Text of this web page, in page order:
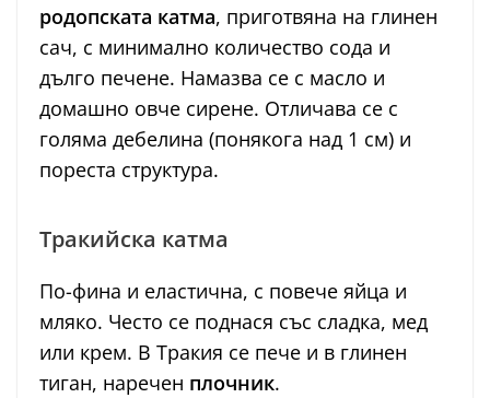
родопската катма, приготвяна на глинен
сач, с минимално количество сода и
дълго печене. Намазва се с масло и
домашно овче сирене. Отличава се с
голяма дебелина (понякога над 1 см) и
пореста структура.
Тракийска катма
По-фина и еластична, с повече яйца и
мляко. Често се поднася със сладка, мед
или крем. В Тракия се пече и в глинен
тиган, наречен плочник.